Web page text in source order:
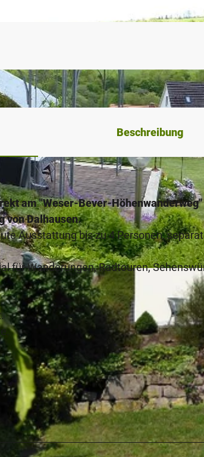
Beschreibung
am "Weser-Bever-
von Dalhausen.
Ausstattung bis zu 4 Personen,
für Wanderungen, Radtouren,